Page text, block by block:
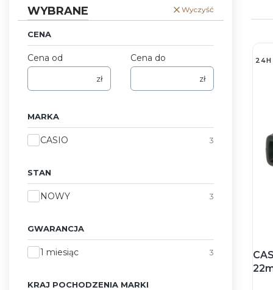
WYBRANE Wyczyść
CENA
Cena od
zł
Cena do
zł
MARKA
Marka
CASIO 3
STAN
StanNOWY 3
GWARANCJA
Gwarancja
1 miesiąc 3
KRAJ POCHODZENIA MARKI
24H